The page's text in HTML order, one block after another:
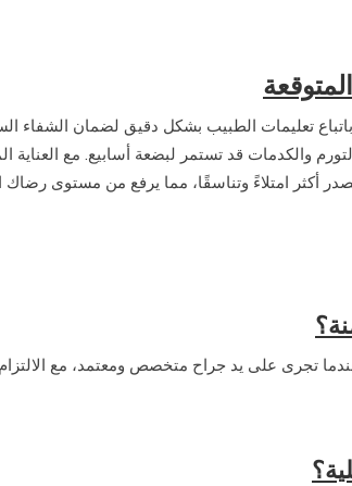
تعليمات الطبيب بشكل دقيق لضمان الشفاء
والكدمات قد تستمر لبضعة أسابيع. مع العناية
تجرى على يد جراح متخصص ومعتمد، مع